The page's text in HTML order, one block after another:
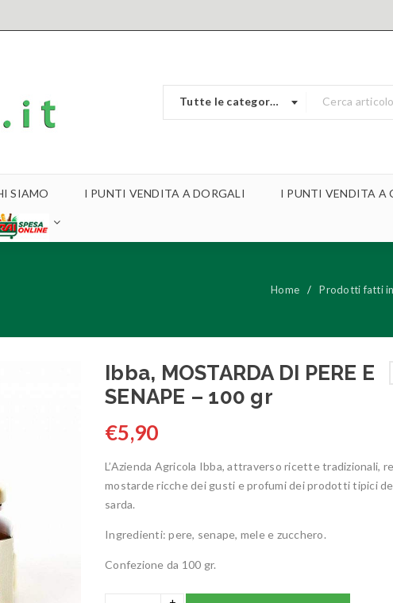
Tutte le categorie
SIAMO I PUNTI VENDITA A DORGALI I PUNTI VENDITA A
Home / Prodotti fatti
Ibba, MOSTARDA DI PERE E
SENAPE – 100 gr
€5,90
L’Azienda Agricola Ibba, attraverso ricette tradizionali,
mostarde ricche dei gusti e profumi dei prodotti tipici
sarda.
Ingredienti: pere, senape, mele e zucchero.
Confezione da 100 gr.